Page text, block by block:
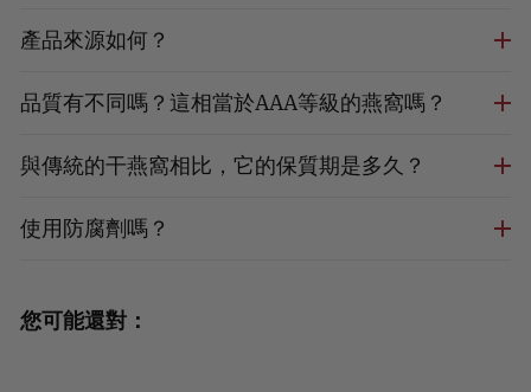
產品來源如何？
品質有不同嗎？這相當於AAA等級的燕窩嗎？
與傳統的干燕窩相比，它的保質期是多久？
使用防腐劑嗎？
您可能還對：